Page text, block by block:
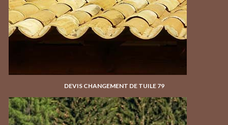
DEVIS CHANGEMENT DE TUILE 79